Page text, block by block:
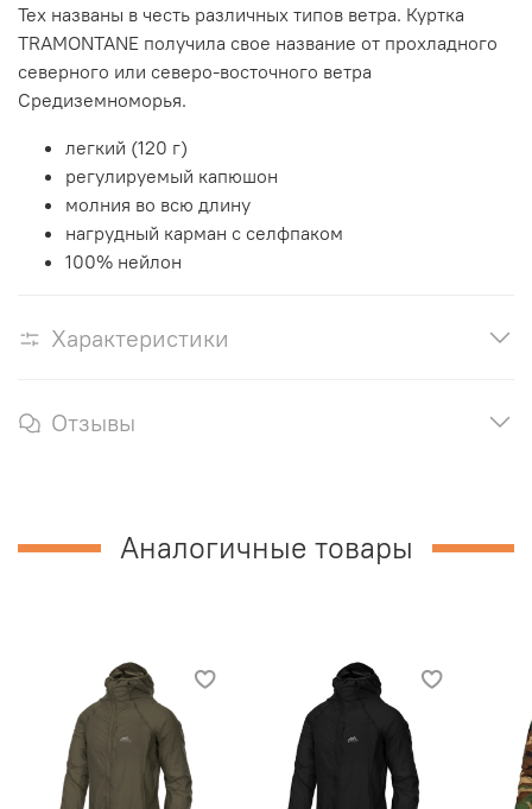
Tex названы в честь различных типов ветра. Куртка
TRAMONTANE получила свое название от прохладного
северного или северо-восточного ветра
Средиземноморья.
легкий (120 г)
регулируемый капюшон
молния во всю длину
нагрудный карман с селфпаком
100% нейлон
Характеристики
Отзывы
Аналогичные товары